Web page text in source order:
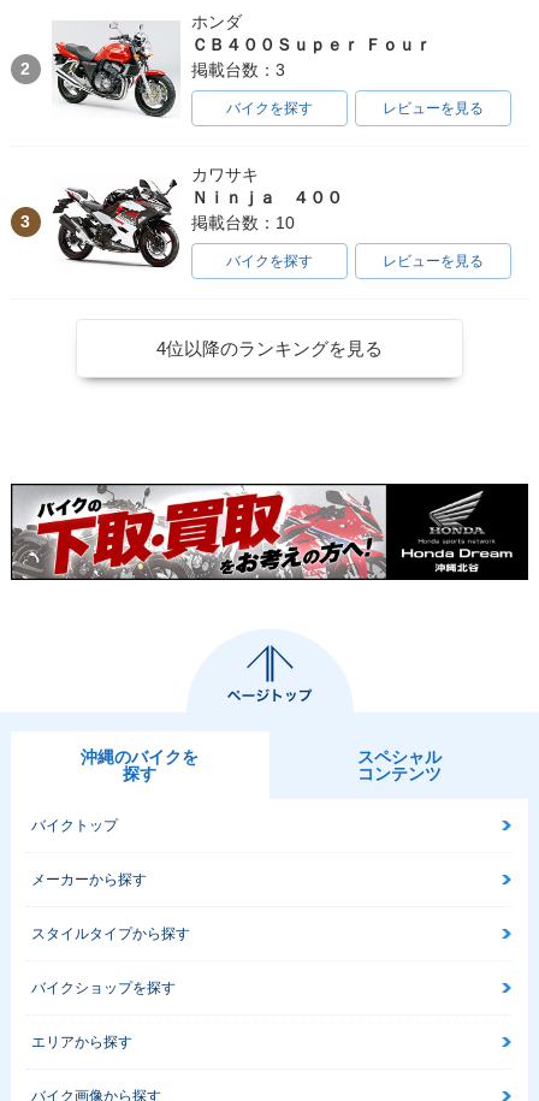
2
ホンダ
ＣＢ４００Ｓｕｐｅｒ Ｆｏｕｒ
掲載台数：3
バイクを探す レビューを見る
3
カワサキ
Ｎｉｎｊａ ４００
掲載台数：10
バイクを探す レビューを見る
4位以降のランキングを見る
沖縄のバイクを
探す
スペシャル
コンテンツ
バイクトップ
メーカーから探す
スタイルタイプから探す
バイクショップを探す
エリアから探す
バイク画像から探す